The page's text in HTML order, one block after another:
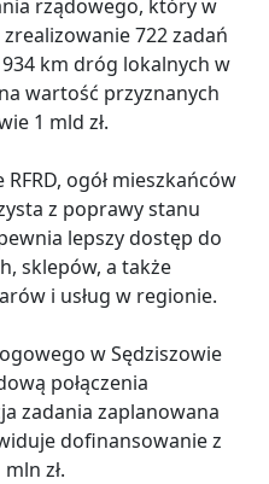
rządowego, który w
722 zadań
km dróg lokalnych w
wartość przyznanych
1 mld zł.
ogół mieszkańców
z poprawy stanu
lepszy dostęp do
sklepów, a także
i usług w regionie.
w Sędziszowie
połączenia
zadania zaplanowana
dofinansowanie z
zł.